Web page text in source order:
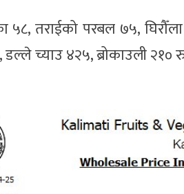
५८, तराईको परबल ७५,
च्याउ ४२५, ब्रोकाउली २१०